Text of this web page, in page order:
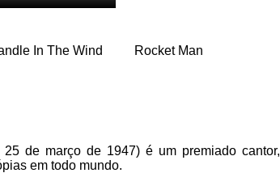
In The Wind Rocket Man
de março de 1947) é um premiado cantor,
em todo mundo.